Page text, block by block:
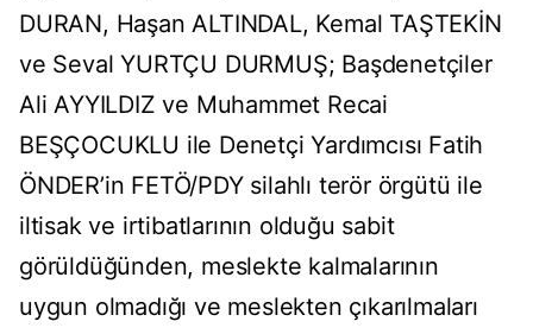
DURAN, Haşan ALTINDAL, Kemal TAŞTEKİN
ve Seval YURTÇU DURMUŞ; Başdenetçiler
Ali AYYILDIZ ve Muhammet Recai
BEŞÇOCUKLU ile Denetçi Yardımcısı Fatih
ÖNDER’in FETÖ/PDY silahlı terör örgütü ile
iltisak ve irtibatlarının olduğu sabit
görüldüğünden, meslekte kalmalarının
uygun olmadığı ve meslekten çıkarılmaları